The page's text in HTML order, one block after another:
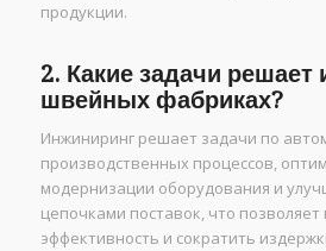
продукции.
2. Какие задачи решает
швейных фабриках?
Инжиниринг решает задачи по
производственных процессов,
модернизации оборудования и
цепочками поставок, что позволяет
эффективность и сократить